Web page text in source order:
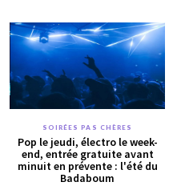
SOIRÉES PAS CHÈRES
Pop le jeudi, électro le week-
end, entrée gratuite avant
minuit en prévente : l'été du
Badaboum